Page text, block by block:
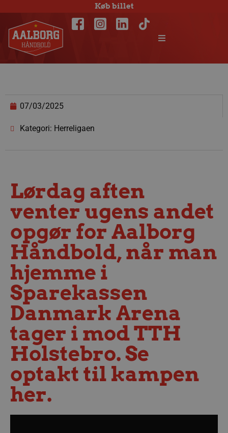
Køb billet
07/03/2025
Kategori: Herreligaen
Lørdag aften
venter ugens andet
opgør for Aalborg
Håndbold, når man
hjemme i
Sparekassen
Danmark Arena
tager i mod TTH
Holstebro. Se
optakt til kampen
her.